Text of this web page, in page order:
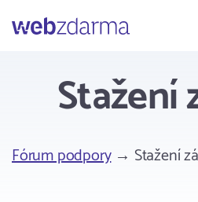
Webzdarma
Stažení
Fórum podpory→ Stažení